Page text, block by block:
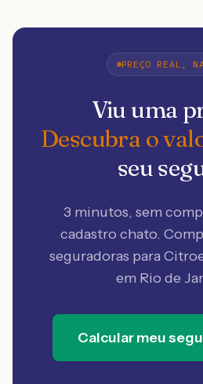
PREÇO REAL,
Viu uma
Descubra o
seu
3 minutos, sem
cadastro chato.
seguradoras para
em Rio de
Calcular meu